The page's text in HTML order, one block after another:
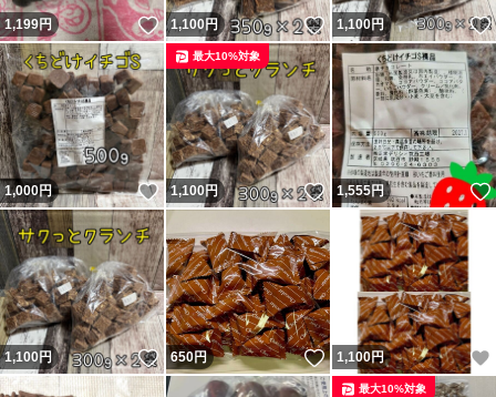
1,199円 いいね！
1,100円 いいね！
1,100円
1,000円 いいね！
1,100円 いいね！
最大10%対象
1,555円
1,100円 いいね！
650円 いいね！
1,100円
最大10%対象